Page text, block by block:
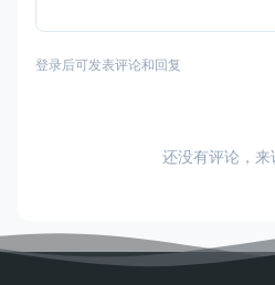
登录后可发表评论和回复
还没有评论，来